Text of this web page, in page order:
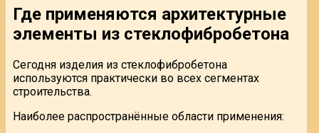
Где применяются архитектурные
элементы из стеклофибробетона
Сегодня изделия из стеклофибробетона
используются практически во всех сегментах
строительства.
Наиболее распространённые области применения: